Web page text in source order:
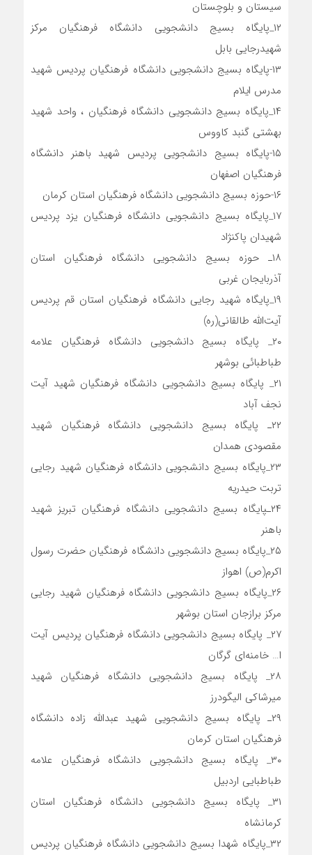
سیستان و بلوچستان
۱۲_پایگاه بسیج دانشجویی دانشگاه فرهنگیان مرکز
شهیدرجایی بابل
۱۳-پایگاه بسیج دانشجویی دانشگاه فرهنگیان پردیس شهید
مدرس ایلام
۱۴_پایگاه بسیج دانشجویی دانشگاه فرهنگیان ، واحد شهید
بهشتی گنبد کاووس
١۵-پایگاه بسیج دانشجویی پردیس شهید باهنر دانشگاه
فرهنگیان اصفهان
۱۶-حوزه بسیج دانشجویی دانشگاه فرهنگیان استان کرمان
۱۷_پایگاه بسیج دانشجویی دانشگاه فرهنگیان یزد پردیس
شهیدان پاکنژاد
۱۸ـ حوزه بسیج دانشجویی دانشگاه فرهنگیان استان
آذربایجان غربی
۱۹_پایگاه شهید رجایی دانشگاه فرهنگیان استان قم پردیس
آیت‌الله طالقانی(ره)
۲۰_ پایگاه بسیج دانشجویی دانشگاه فرهنگیان علامه
طباطبائی بوشهر
۲۱_ پایگاه بسیج دانشجویی دانشگاه فرهنگیان شهید آیت
نجف آباد
۲۲ـ پایگاه بسیج دانشجویی دانشگاه فرهنگیان شهید
مقصودی همدان
۲۳_پایگاه بسیج دانشجویی دانشگاه فرهنگیان شهید رجایی
تربت حیدریه
۲۴ـپایگاه بسیج دانشجویی دانشگاه فرهنگیان تبریز شهید
باهنر
۲۵_پایگاه بسیج دانشجویی دانشگاه فرهنگیان حضرت رسول
اکرم(ص) اهواز
۲۶_پایگاه بسیج دانشجویی دانشگاه فرهنگیان شهید رجایی
مرکز برازجان استان بوشهر
۲۷_ پایگاه بسیج دانشجویی دانشگاه فرهنگیان پردیس آیت
ا… خامنه‌ای گرگان
۲۸_ پایگاه بسیج دانشجویی دانشگاه فرهنگیان شهید
میرشاکی الیگودرز
۲۹ـ پایگاه بسیج دانشجویی شهید عبدالله زاده دانشگاه
فرهنگیان استان کرمان
۳۰_ پایگاه بسیج دانشجویی دانشگاه فرهنگیان علامه
طباطبایی اردبیل
۳۱_ پایگاه بسیج دانشجویی دانشگاه فرهنگیان استان
کرمانشاه
۳۲_پایگاه شهدا بسیج دانشجویی دانشگاه فرهنگیان پردیس